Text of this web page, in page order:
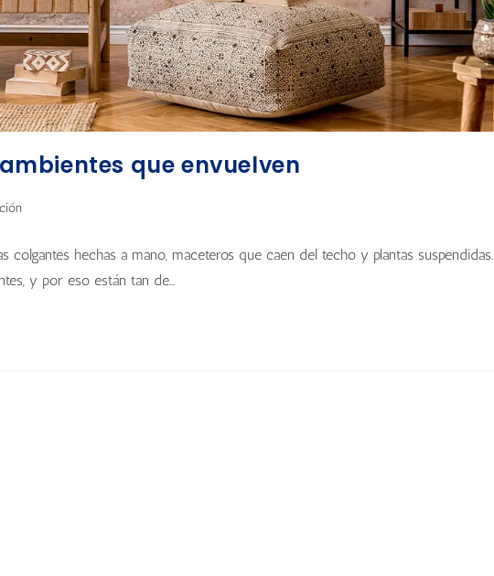
que envuelven
colgantes hechas a mano, maceteros que caen del techo y plantas suspendidas.
y por eso están tan de…